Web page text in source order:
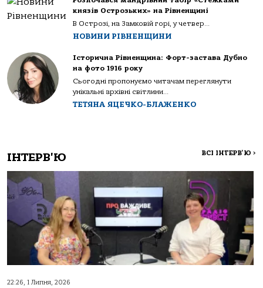
князів Острозьких» на Рівненщині
В Острозі, на Замковій горі, у четвер...
НОВИНИ РІВНЕНЩИНИ
Історична Рівненщина: Форт-застава Дубно
на фото 1916 року
Сьогодні пропонуємо читачам переглянути
унікальні архівні світлини...
ТЕТЯНА ЯЦЕЧКО-БЛАЖЕНКО
ІНТЕРВ'Ю ВСІ ІНТЕРВ'Ю >
22:26, 1 Липня, 2026